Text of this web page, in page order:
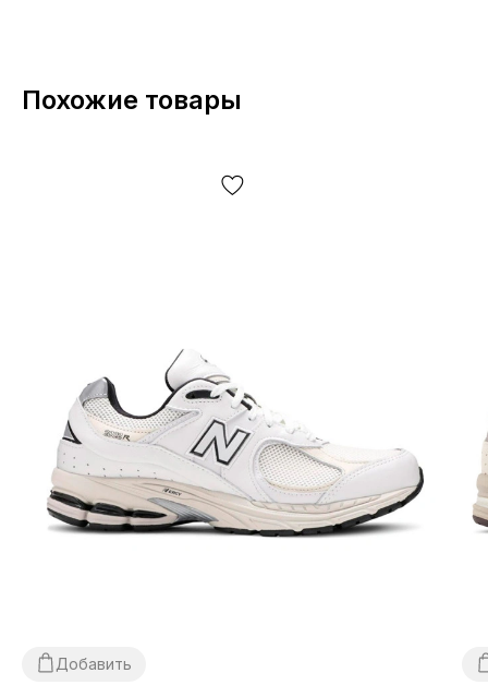
Похожие товары
Добавить